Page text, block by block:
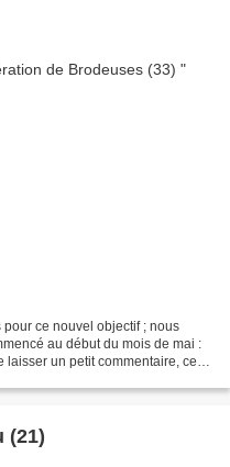
ce nouvel objectif ; nous
au début du mois de mai :
laisser un petit commentaire, cela
(21)